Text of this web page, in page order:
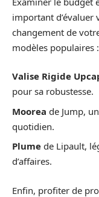
important d’évaluer
changement de
modèles populaires :
Valise Rigide
pour sa robustesse.
Moorea de Jump,
quotidien.
Plume de Lipault,
d’affaires.
Enfin, profiter de